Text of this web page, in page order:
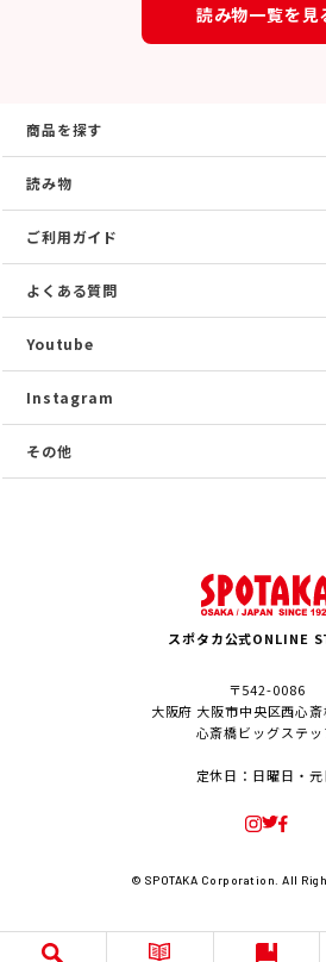
読み物一覧を見
商品を探す
読み物
ご利用ガイド
よくある質問
Youtube
Instagram
その他
スポタカ公式ONLINE
〒542-0086
大阪府 大阪市中央区西心
心斎橋ビッグステッ
定休日：日曜日・元
© SPOTAKA Corporation. All